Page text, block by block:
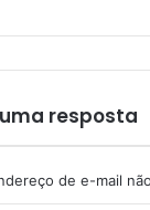
resposta
de e-mail